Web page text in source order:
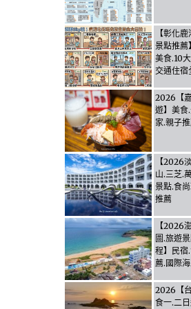
【彰化
景點推
美食.10
交通住宿
2026【
遊】美食
家.親子
【2026
山.三芝.
景點.食
推薦
【2026
圖.旅遊
程】民宿
薦.國際
2026【
食一.二